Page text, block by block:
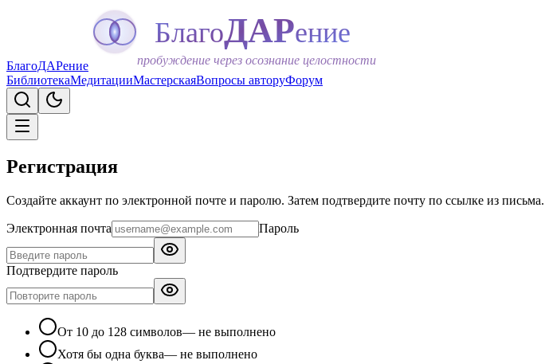
БлагоДАРение
БлагоДАРение
пробуждение через осознание целостности
БиблиотекаМедитацииМастерскаяВопросы авторуФорум
Регистрация
Создайте аккаунт по электронной почте и паролю. Затем подтвердите почту по ссылке из письма.
Электронная почта Пароль
Подтвердите пароль
От 10 до 128 символов— не выполнено
Хотя бы одна буква— не выполнено